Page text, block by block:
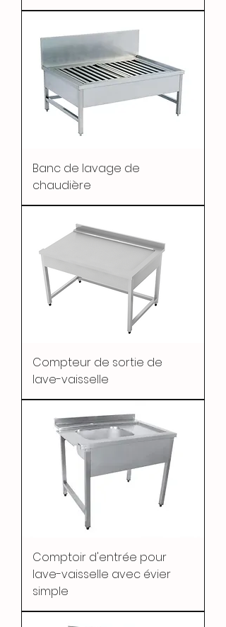
Banc de lavage de
chaudière
Compteur de sortie de
lave-vaisselle
Comptoir d'entrée pour
lave-vaisselle avec évier
simple